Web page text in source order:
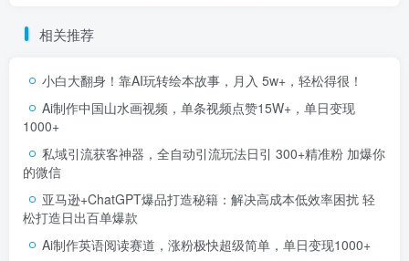
相关推荐
小白大翻身！靠AI玩转绘本故事，月入 5w+，轻松得很！
Ai制作中国山水画视频，单条视频点赞15W+，单日变现
1000+
私域引流获客神器，全自动引流玩法日引 300+精准粉 加爆你
的微信
亚马逊+ChatGPT爆品打造秘籍：解决高成本低效率困扰 轻
松打造日出百单爆款
Ai制作英语阅读赛道，涨粉极快超级简单，单日变现1000+